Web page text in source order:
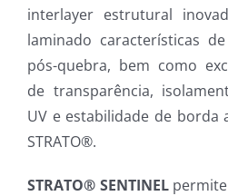
interlayer estrutural
laminado características
pós-quebra, bem como
de transparência,
UV e estabilidade de borda
STRATO®.
STRATO® SENTINELpermite